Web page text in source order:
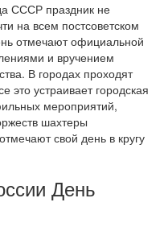
СССР праздник не
на всем постсоветском
отмечают официальной
и вручением
В городах проходят
это устраивает городская
мероприятий,
шахтеры
свой день в кругу
День